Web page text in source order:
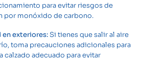
para evitar riesgos de
por monóxido de carbono.
en exteriores: Si tienes que salir al aire
toma precauciones adicionales para
calzado adecuado para evitar